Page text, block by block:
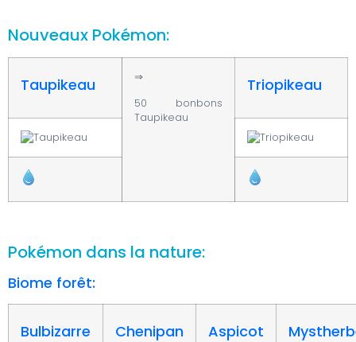
Nouveaux Pokémon:
Taupikeau
⇒
50 bonbons
Taupikeau
Triopikeau
Pokémon dans la nature:
Biome forêt:
Bulbizarre Chenipan Aspicot